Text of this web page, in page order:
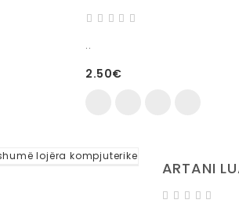
..
2.50€
ARTANI